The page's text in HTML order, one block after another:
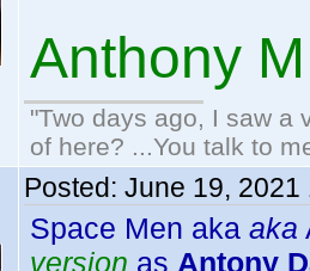
Anthony
"Two days ago, I saw a
of here? ...You talk to
Posted: June 19, 2021
Space Men aka aka
version as Antony